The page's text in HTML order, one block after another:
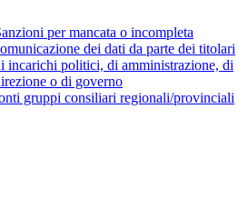
per mancata o incompleta
dei dati da parte dei titolari
incarichi politici, di amministrazione, di
o di governo
gruppi consiliari regionali/provinciali